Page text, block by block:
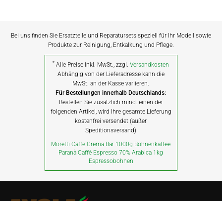
Bei uns finden Sie Ersatzteile und Reparatursets speziell für Ihr Modell sowie
Produkte zur Reinigung, Entkalkung und Pflege.
* Alle Preise inkl. MwSt., zzgl.Versandkosten
Abhängig von der Lieferadresse kann die
MwSt. an der Kasse variieren.
Für Bestellungen innerhalb Deutschlands:
Bestellen Sie zusätzlich mind. einen der
folgenden Artikel, wird Ihre gesamte Lieferung
kostenfrei versendet (außer
Speditionsversand)
Moretti Caffe Crema Bar 1000g Bohnenkaffee
Paranà Caffè Espresso 70% Arabica 1kg
Espressobohnen